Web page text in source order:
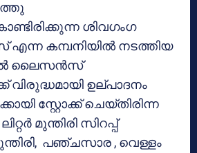
ശിവഗംഗ
കമ്പനിയില്‍ നടത്തിയ
ലൈസന്‍സ്
ഉല്പാദനം
സ്റ്റോക്ക് ചെയ്തിരിന്ന
മുന്തിരി സിറപ്പ്
പഞ്ചസാര , വെള്ളം